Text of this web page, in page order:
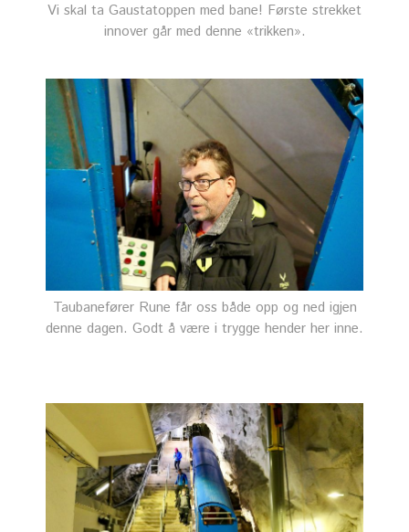
Vi skal ta Gaustatoppen med bane! Første strekket
innover går med denne «trikken».
Taubanefører Rune får oss både opp og ned igjen
denne dagen. Godt å være i trygge hender her inne.